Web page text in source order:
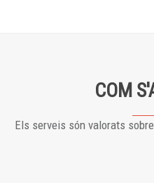
COM
Els serveis són valorats